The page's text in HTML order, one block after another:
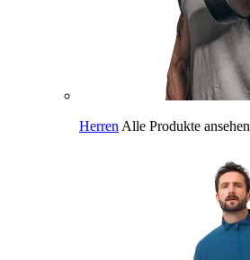
Herren Alle Produkte ansehen